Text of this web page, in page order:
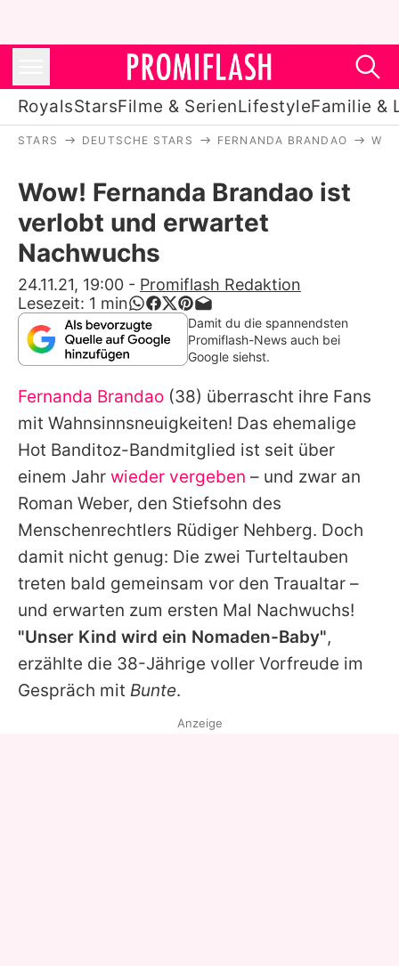
RoyalsStarsFilme & SerienLifestyleFamilie &
Stars
Filme & Serien
Lifestyle
Familie & Liebe
Promiflash Exklusiv
Alle Themen auf Promiflash
Jobs
App runterladen
Team
Redaktionelle Richtlinien
Impressum
Datenschutzerklärung
Nutzungsbedingungen
Utiq verwalten
STARS DEUTSCHE STARS FERNANDA BRANDAO
Wow! Fernanda Brandao ist
verlobt und erwartet
Nachwuchs
24.11.21, 19:00 - Promiflash Redaktion
Lesezeit: 1 min
Damit du die spannendsten
Promiflash-News auch bei
Google siehst.
Fernanda Brandao (38) überrascht ihre Fans
mit Wahnsinnsneuigkeiten! Das ehemalige
Hot Banditoz-Bandmitglied ist seit über
einem Jahr wieder vergeben – und zwar an
Roman Weber, den Stiefsohn des
Menschenrechtlers Rüdiger Nehberg. Doch
damit nicht genug: Die zwei Turteltauben
treten bald gemeinsam vor den Traualtar –
und erwarten zum ersten Mal Nachwuchs!
"Unser Kind wird ein Nomaden-Baby",
erzählte die 38-Jährige voller Vorfreude im
Gespräch mit Bunte.
Anzeige